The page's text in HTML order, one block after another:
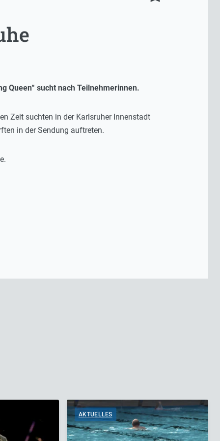
Queen“ sucht nach Teilnehmerinnen.
Zeit suchten in der Karlsruher Innenstadt
in der Sendung auftreten.
AKTUELLES